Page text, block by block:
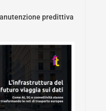
predittiva